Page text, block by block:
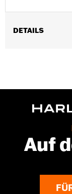
DETAILS
d.com/warranty
Herkunft: Importiert
Auf